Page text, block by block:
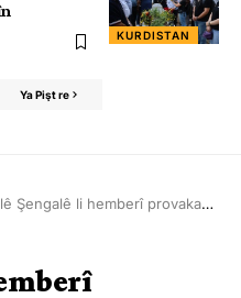
KURDISTAN
Ya Pişt re
li hemberî provakasyonên artêşa Iraqê careke din daket qadan